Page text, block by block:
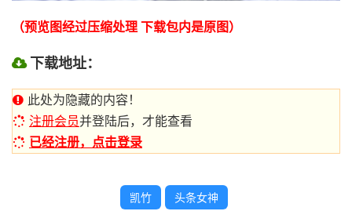
（预览图经过压缩处理 下载包内是原图）
下载地址：
此处为隐藏的内容！
注册会员并登陆后，才能查看
已经注册，点击登录
凯竹 头条女神